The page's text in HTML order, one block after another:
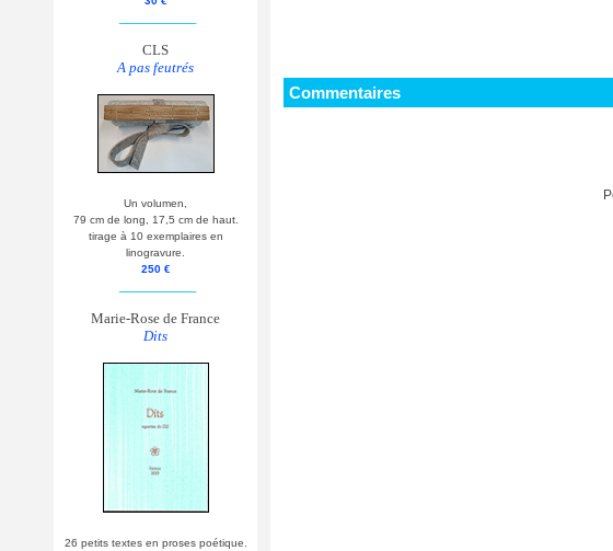
CLS
A pas feutrés
Un volumen,
79 cm de long, 17,5 cm de haut.
tirage à 10 exemplaires en
linogravure.
250 €
Marie-Rose de France
Dits
26 petits textes en proses poétique.
Commentaires